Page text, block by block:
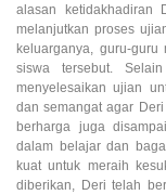
alasan ketidakhadiran
melanjutkan proses
keluarganya, guru-
siswa tersebut.
menyelesaikan ujian
dan semangat agar
berharga juga
dalam belajar dan
kuat untuk meraih
diberikan, Deri telah